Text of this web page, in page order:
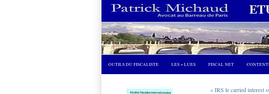
OUTILS DU FISCALISTE LES + LUES FISCAL NET
« IRS le carried interest